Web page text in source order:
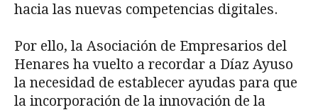
hacia las nuevas competencias digitales.
Por ello, la Asociación de Empresarios del
Henares ha vuelto a recordar a Díaz Ayuso
la necesidad de establecer ayudas para que
la incorporación de la innovación de la